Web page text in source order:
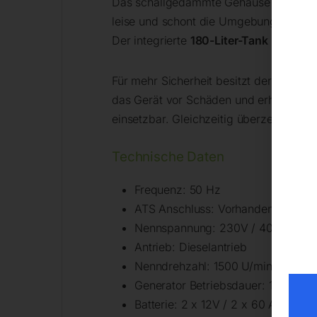
leise und schont die Umgebung. Über
Der integrierte 180-Liter-Tankund der
Für mehr Sicherheit besitzt der
das Gerät vor Schäden und erhöhen
einsetzbar. Gleichzeitig überzeugt er
Technische Daten
Frequenz: 50 Hz
ATS Anschluss: Vorhanden
Nennspannung: 230V / 400V
Antrieb: Dieselantrieb
Nenndrehzahl: 1500 U/min
Generator Betriebsdauer: 11,4 h
Batterie: 2 x 12V / 2 x 60 Ah